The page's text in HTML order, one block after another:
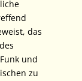
das
und
zu